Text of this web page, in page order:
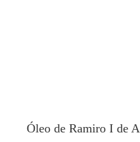
Óleo de Ramiro I de